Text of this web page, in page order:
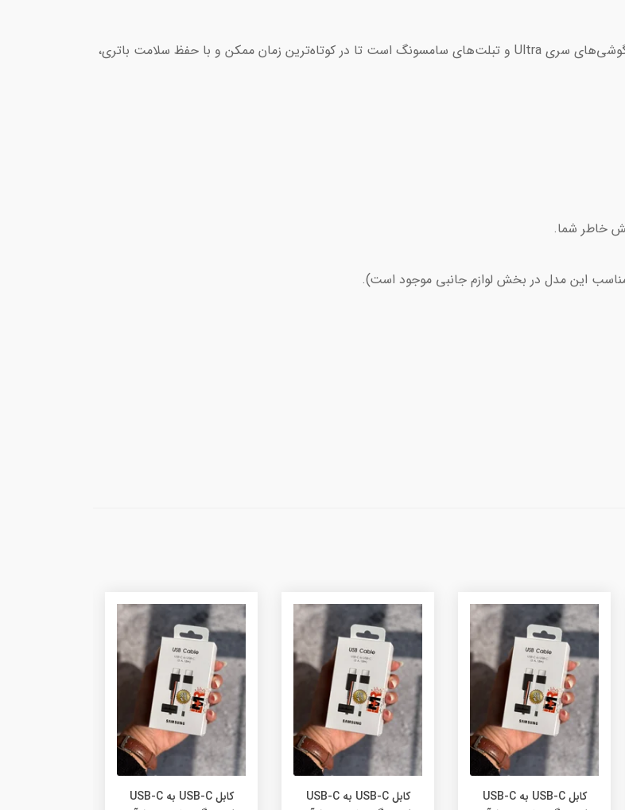
آداپتور ۴۵ وات سامسونگ مدل EP-T4511، ایده‌آل‌ترین انتخاب برای گوشی‌های سری Ultra و تبلت‌های سامسونگ است تا در کوتاه‌ترین زمان ممکن و با حفظ سلامت باتری،
کابل USB-C به USB-C
کابل USB-C به USB-C
کابل USB-C به USB-C